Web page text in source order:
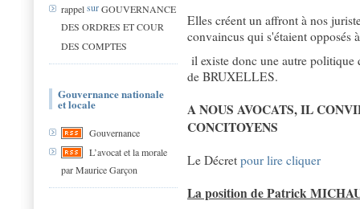
rappelsurGOUVERNANCE
DES ORDRES ET COUR
DES COMPTES
Gouvernance nationale
et locale
Gouvernance
L’avocat et la morale
par Maurice Garçon
Elles créent un affront à nos
convaincus qui s'étaient opposés
il existe donc une autre politique
de BRUXELLES.
A NOUS AVOCATS, IL
CONCITOYENS
Le Décret pour lire cliquer
La position de Patrick